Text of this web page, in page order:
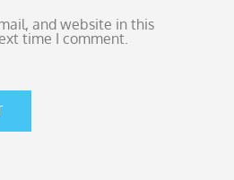
and website in this
time I comment.